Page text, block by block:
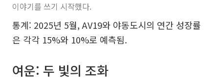
이야기를 쓰기 시작했다.
통계: 2025년 5월, AV19와 야동도시의 연간 성장률
은 각각 15%와 10%로 예측됨.
여운: 두 빛의 조화